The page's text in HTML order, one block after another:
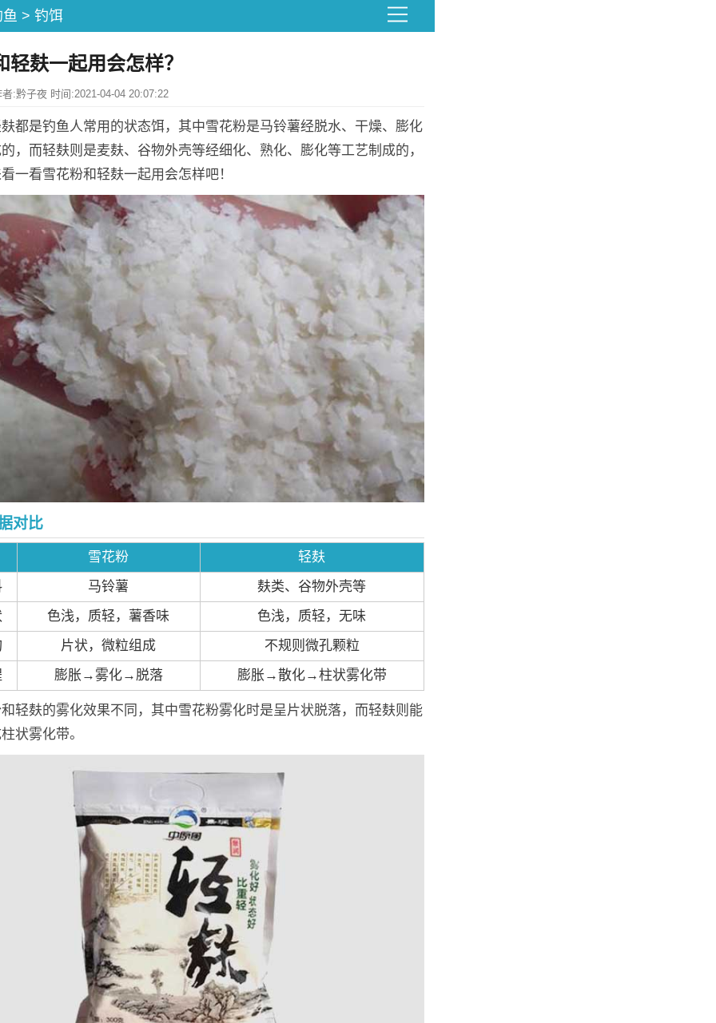
> 钓饵
轻麸一起用会怎样？
:黔子夜 时间:2021-04-04 20:07:22
都是钓鱼人常用的状态饵，其中雪花粉是马铃薯经脱水、干燥、膨化
，而轻麸则是麦麸、谷物外壳等经细化、熟化、膨化等工艺制成的，
一看雪花粉和轻麸一起用会怎样吧！
对比
雪花粉
轻麸
马铃薯
麸类、谷物外壳等
色浅，质轻，薯香味
色浅，质轻，无味
片状，微粒组成
不规则微孔颗粒
膨胀→雾化→脱落 膨胀→散化→柱状雾化带
轻麸的雾化效果不同，其中雪花粉雾化时是呈片状脱落，而轻麸则能
状雾化带。